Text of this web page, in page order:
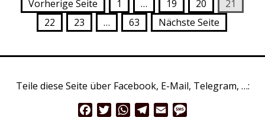
Vorherige Seite 1 … 19 20
21
22
23 … 63 Nächste Seite
Teile diese Seite über Facebook, E-Mail, Telegram, …:
FacebookTwitterWhatsApp
Telegram
Email